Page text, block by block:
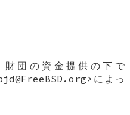
財団の資金提供の下で
によっ